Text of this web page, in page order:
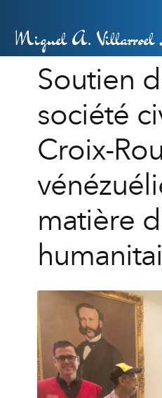
Miguel A. Villarroel
Soutien
société
Croix-
matière